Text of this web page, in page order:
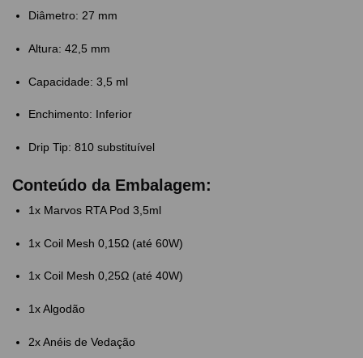
Diâmetro: 27 mm
Altura: 42,5 mm
Capacidade: 3,5 ml
Enchimento: Inferior
Drip Tip: 810 substituível
Conteúdo da Embalagem:
1x Marvos RTA Pod 3,5ml
1x Coil Mesh 0,15Ω (até 60W)
1x Coil Mesh 0,25Ω (até 40W)
1x Algodão
2x Anéis de Vedação